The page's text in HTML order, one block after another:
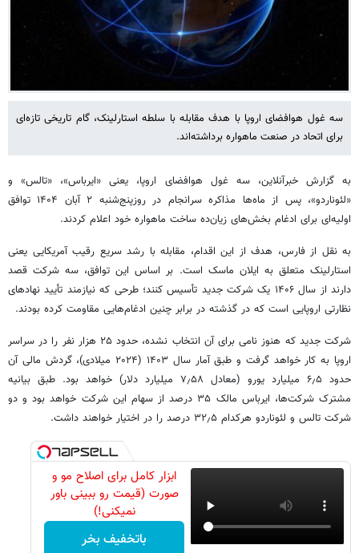
سه غول هوافضای اروپا با هدف مقابله با سلطه استارلینک، گام تاریخی تازه‌ای
برای اتحاد در صنعت ماهواره‌ برداشته‌اند.
به گزارش خبرآنلاین، سه غول هوافضای اروپا، یعنی «ایرباس»، «تالس» و
«لئوناردو»، پس از ماه‌ها مذاکره سرانجام در روزپنج‌شنبه ۲ آبان ۱۴۰۴ توافق
اولیه‌ای برای ادغام بخش‌های زیان‌ده ساخت ماهواره خود اعلام کردند.
به نقل از فارس، هدف از این اقدام، مقابله با رشد سریع رقیب آمریکایی یعنی
استارلینک متعلق به ایلان ماسک است. بر اساس این توافق، سه شرکت قصد
دارند از سال ۱۴۰۶ یک شرکت جدید تأسیس کنند؛ طرحی که نیازمند تأیید نهادهای
نظارتی اروپایی است که در گذشته در برابر چنین ادغام‌هایی مقاومت کرده بودند.
شرکت جدید که هنوز نامی برای آن انتخاب نشده، حدود ۲۵ هزار نفر را در سراسر
اروپا به کار خواهد گرفت و طبق آمار سال ۱۴۰۳ (۲۰۲۴ میلادی)، گردش مالی آن
حدود ۶٫۵ میلیارد یورو (معادل ۷٫۵۸ میلیارد دلار) خواهد بود. طبق بیانیه
مشترک شرکت‌ها، ایرباس مالک ۳۵ درصد از سهام این شرکت خواهد بود و دو
شرکت تالس و لئوناردو هرکدام ۳۲٫۵ درصد را در اختیار خواهند داشت.
ابزار کامل برای اصلاح مو و
صورت (قیمت رو ببینی باور
نمیکنی!)
باتخفیف بخر